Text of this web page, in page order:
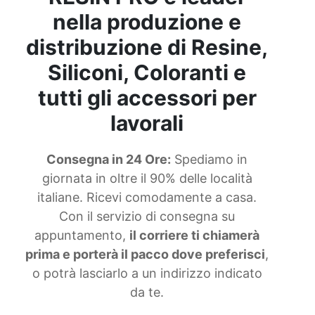
mani Corso di resina epossidica Come lucidare la
resina fai da te Su cosa non attacca la resina
epossidica See all articles → Manutenzione
piastrelle in resina 22 articles ▸ Resina
epossidica vetroresina Resina epossidica
trasparente Resina trasparente epossidica
Resina epossidica trasparente come si usa
Resina epossidica o poliestere Resina epossidica
migliore resina epossidica Pellicola distaccante
per resina epossidica Kit resina epossidica Resin
pro resina epossidica Resina epossidica per
vetroresina Resina epossidica poliestere Resina
epossidica gioielli Scacchiera in resina
epossidica Lampada uv per resina epossidica
Resina epossidica su plastica Resina epossidica
per plastica Resina poliestere o epossidica
Lampade resina epossidica Migliore resina
epossidica Lampada resina epossidica See all
nella produzione e
distribuzione di Resine,
Siliconi, Coloranti e
tutti gli accessori per
lavorali
Consegna in 24 Ore: Spediamo in
giornata in oltre il 90% delle località
italiane. Ricevi comodamente a casa.
Con il servizio di consegna su
appuntamento, il corriere ti chiamerà
prima e porterà il pacco dove preferisci,
o potrà lasciarlo a un indirizzo indicato
da te.